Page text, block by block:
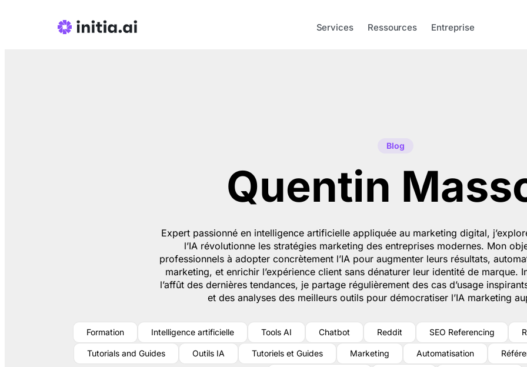
Services Ressources Entreprise
Blog
Quentin
Expert passionné en intelligence artificielle appliquée au marketing digital,
l’IA révolutionne les stratégies marketing des entreprises modernes. Mon
professionnels à adopter concrètement l’IA pour augmenter leurs résultats,
marketing, et enrichir l’expérience client sans dénaturer leur identité de marque.
l’affût des dernières tendances, je partage régulièrement des cas d’usage
et des analyses des meilleurs outils pour démocratiser l’IA marketing
Formation Intelligence artificielle Tools AI Chatbot Reddit SEO Referencing
Tutorials and Guides Outils IA Tutoriels et Guides Marketing Automatisation